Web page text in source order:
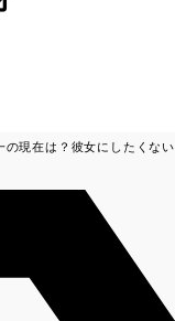
の現在は？彼女にしたくな